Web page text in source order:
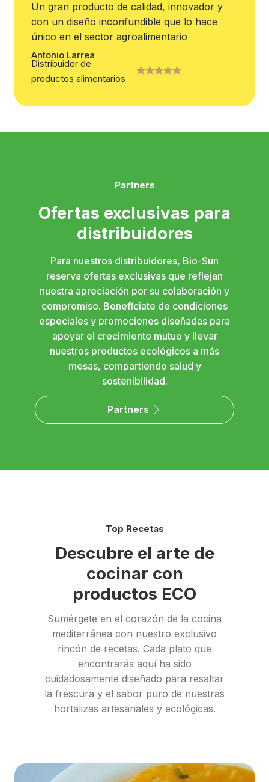
Un gran producto de calidad, innovador y
con un diseño inconfundible que lo hace
único en el sector agroalimentario
Antonio Larrea
Distribuidor de
productos alimentarios
Partners
Ofertas exclusivas para
distribuidores
Para nuestros distribuidores, Bio-Sun
reserva ofertas exclusivas que reflejan
nuestra apreciación por su colaboración y
compromiso. Benefíciate de condiciones
especiales y promociones diseñadas para
apoyar el crecimiento mutuo y llevar
nuestros productos ecológicos a más
mesas, compartiendo salud y
sostenibilidad.
Partners
Top Recetas
Descubre el arte de
cocinar con
productos ECO
Sumérgete en el corazón de la cocina
mediterránea con nuestro exclusivo
rincón de recetas. Cada plato que
encontrarás aquí ha sido
cuidadosamente diseñado para resaltar
la frescura y el sabor puro de nuestras
hortalizas artesanales y ecológicas.